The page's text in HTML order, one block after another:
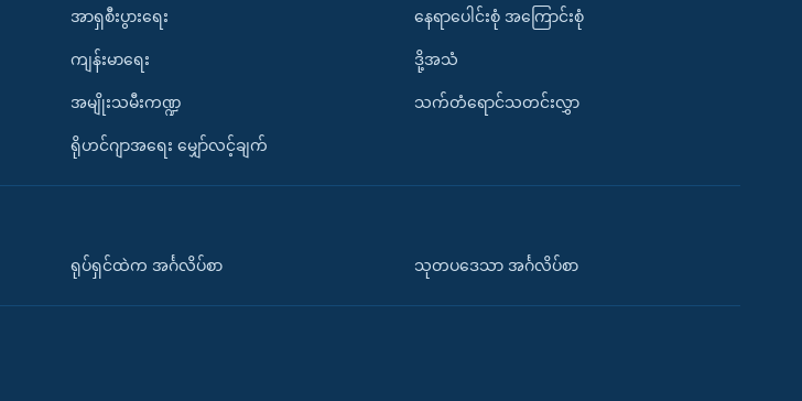
အာရှစီးပွားရေး
ကျန်းမာရေး
အမျိုးသမီးကဏ္ဍ
ရိုဟင်ဂျာအရေး မျှော်လင့်ချက်
နေရာပေါင်းစုံ အကြောင်းစုံ
ဒို့အသံ
သက်တံရောင်သတင်းလွှာ
ရုပ်ရှင်ထဲက အင်္ဂလိပ်စာ သုတပဒေသာ အင်္ဂလိပ်စာ